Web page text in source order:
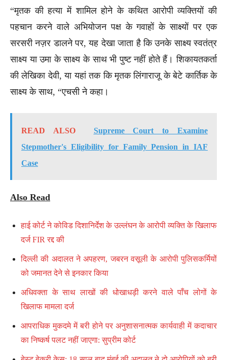
“मृतक की हत्या में शामिल होने के कथित आरोपी व्यक्तियों की
पहचान करने वाले अभियोजन पक्ष के गवाहों के साक्ष्यों पर एक
सरसरी नज़र डालने पर, यह देखा जाता है कि उनके साक्ष्य स्वतंत्र
साक्ष्य या उमा के साक्ष्य के साथ भी पुष्ट नहीं होते हैं। शिकायतकर्ता
की लेखिका देवी, या यहां तक कि मृतक लिंगाराजू के बेटे कार्तिक के
साक्ष्य के साथ, “एचसी ने कहा।
READ ALSO
Supreme Court to Examine
Stepmother's Eligibility for Family Pension in IAF
Case
Also Read
हाई कोर्ट ने कोविड दिशानिर्देश के उल्लंघन के आरोपी व्यक्ति के खिलाफ
दर्ज FIR रद्द की
दिल्ली की अदालत ने अपहरण, जबरन वसूली के आरोपी पुलिसकर्मियों
को जमानत देने से इनकार किया
अधिवक्ता के साथ लाखों की धोखाधड़ी करने वाले पाँच लोगों के
खिलाफ मामला दर्ज
आपराधिक मुकदमे में बरी होने पर अनुशासनात्मक कार्यवाही में कदाचार
का निष्कर्ष पलट नहीं जाएगा: सुप्रीम कोर्ट